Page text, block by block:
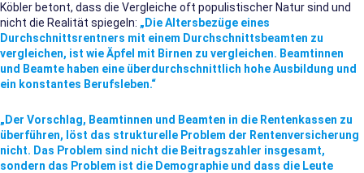
Köbler betont, dass die Vergleiche oft populistischer Natur sind und
nicht die Realität spiegeln: „Die Altersbezüge eines
Durchschnittsrentners mit einem Durchschnittsbeamten zu
vergleichen, ist wie Äpfel mit Birnen zu vergleichen. Beamtinnen
und Beamte haben eine überdurchschnittlich hohe Ausbildung und
ein konstantes Berufsleben.“
„Der Vorschlag, Beamtinnen und Beamten in die Rentenkassen zu
überführen, löst das strukturelle Problem der Rentenversicherung
nicht. Das Problem sind nicht die Beitragszahler insgesamt,
sondern das Problem ist die Demographie und dass die Leute